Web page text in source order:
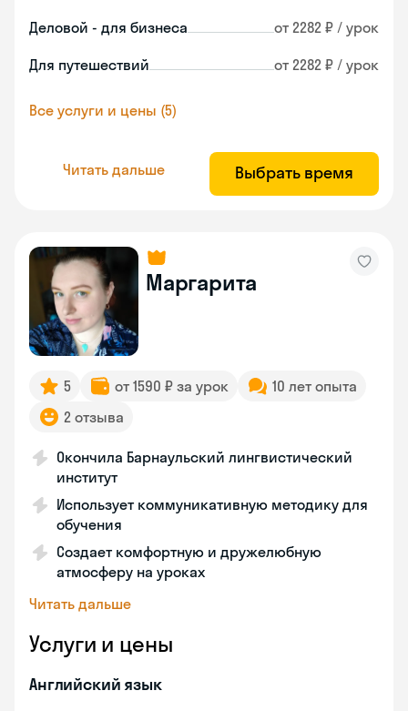
Деловой - для бизнеса от 2282 ₽ / урок
Для путешествий от 2282 ₽ / урок
Все услуги и цены (5)
Читать дальше Выбрать время
Маргарита
5 от 1590 ₽ за урок
10 лет опыта
2 отзыва
Окончила Барнаульский лингвистический
институт
Использует коммуникативную методику для
обучения
Создает комфортную и дружелюбную
атмосферу на уроках
Читать дальше
Услуги и цены
Английский язык